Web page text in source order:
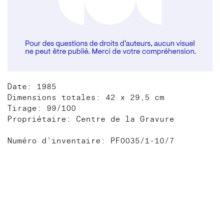
Date: 1985
Dimensions totales: 42 x 29,5 cm
Tirage: 99/100
Propriétaire: Centre de la Gravure
Numéro d'inventaire: PF0035/1-10/7